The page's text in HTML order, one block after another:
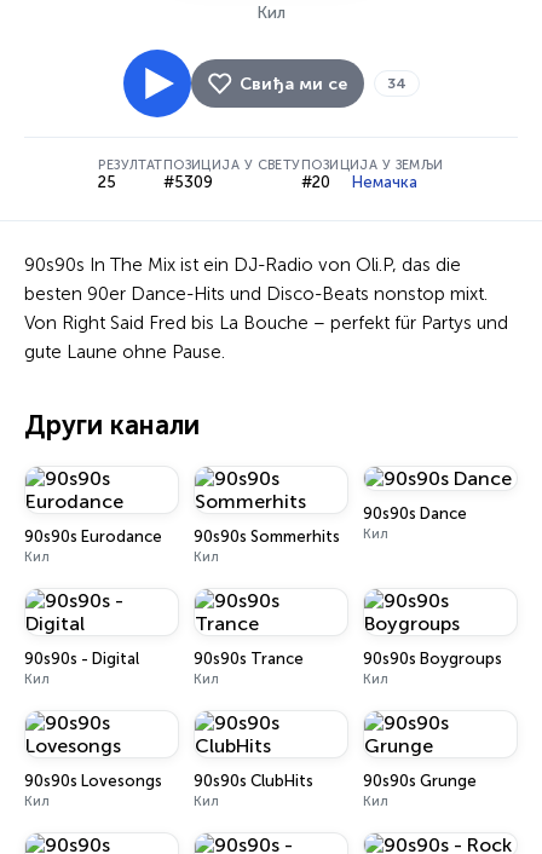
Кил
Свиђа ми се 34
РЕЗУЛТАТ
25
ПОЗИЦИЈА У СВЕТУ
#5309
ПОЗИЦИЈА У ЗЕМЉИ
#20 Немачка
90s90s In The Mix ist ein DJ-Radio von Oli.P, das die
besten 90er Dance-Hits und Disco-Beats nonstop mixt.
Von Right Said Fred bis La Bouche – perfekt für Partys und
gute Laune ohne Pause.
Други канали
90s90s Eurodance
Кил
90s90s Sommerhits
Кил
90s90s Dance
Кил
90s90s - Digital
Кил
90s90s Trance
Кил
90s90s Boygroups
Кил
90s90s Lovesongs
Кил
90s90s ClubHits
Кил
90s90s Grunge
Кил